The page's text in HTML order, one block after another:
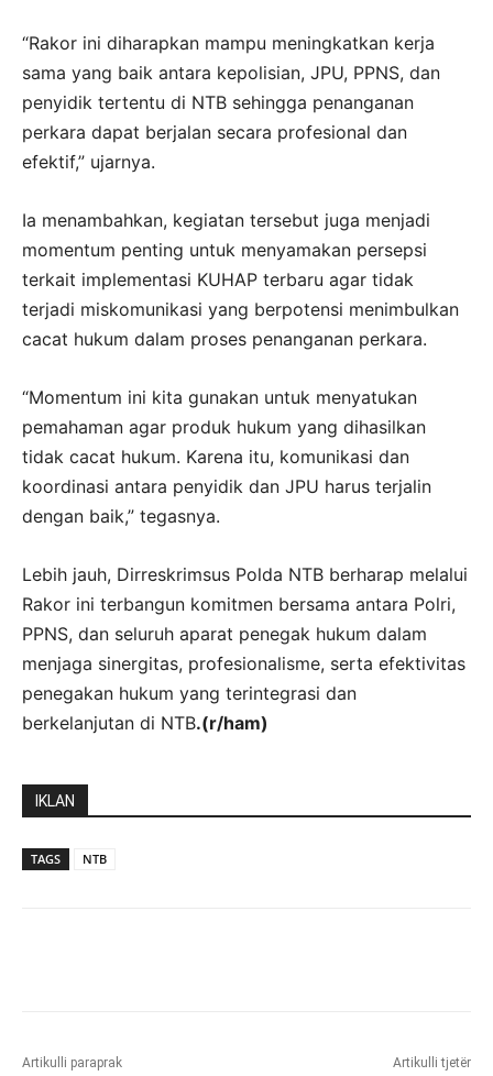
“Rakor ini diharapkan mampu meningkatkan kerja
sama yang baik antara kepolisian, JPU, PPNS, dan
penyidik tertentu di NTB sehingga penanganan
perkara dapat berjalan secara profesional dan
efektif,” ujarnya.
Ia menambahkan, kegiatan tersebut juga menjadi
momentum penting untuk menyamakan persepsi
terkait implementasi KUHAP terbaru agar tidak
terjadi miskomunikasi yang berpotensi menimbulkan
cacat hukum dalam proses penanganan perkara.
“Momentum ini kita gunakan untuk menyatukan
pemahaman agar produk hukum yang dihasilkan
tidak cacat hukum. Karena itu, komunikasi dan
koordinasi antara penyidik dan JPU harus terjalin
dengan baik,” tegasnya.
Lebih jauh, Dirreskrimsus Polda NTB berharap melalui
Rakor ini terbangun komitmen bersama antara Polri,
PPNS, dan seluruh aparat penegak hukum dalam
menjaga sinergitas, profesionalisme, serta efektivitas
penegakan hukum yang terintegrasi dan
berkelanjutan di NTB.(r/ham)
IKLAN
TAGS NTB
Artikulli paraprak Artikulli tjetër